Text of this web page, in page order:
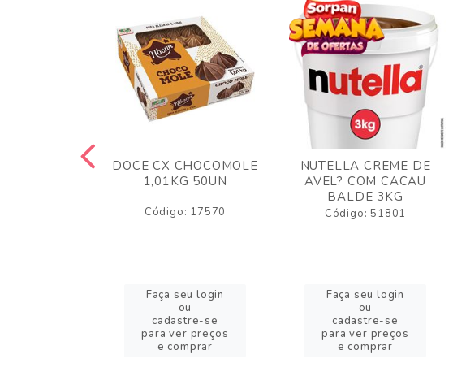
DOCE CX CHOCOMOLE
1,01KG 50UN
Código: 17570
Faça seu login
ou
cadastre-se
para ver preços
e comprar
NUTELLA CREME DE
AVEL? COM CACAU
BALDE 3KG
Código: 51801
Faça seu login
ou
cadastre-se
para ver preços
e comprar